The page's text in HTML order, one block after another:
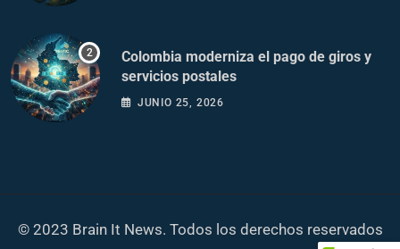
Colombia moderniza el pago de giros y
servicios postales
JUNIO 25, 2026
© 2023 Brain It News. Todos los derechos reservados